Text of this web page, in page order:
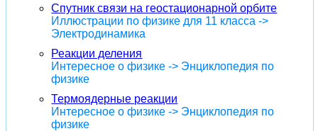
Спутник связи на геостационарной орбите
Иллюстрации по физике для 11 класса ->
Электродинамика
Реакции деления
Интересное о физике -> Энциклопедия по
физике
Термоядерные реакции
Интересное о физике -> Энциклопедия по
физике